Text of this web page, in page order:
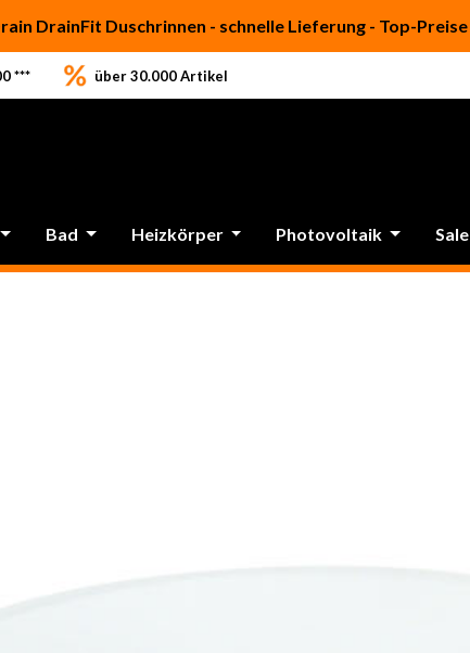
DrainFit Duschrinnen - schnelle Lieferung - Top-Preise
*** über 30.000 Artikel
Bad Heizkörper Photovoltaik Sale